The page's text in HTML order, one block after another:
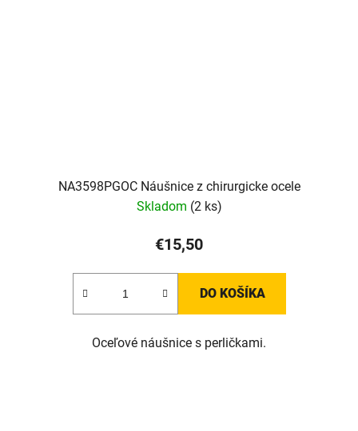
NA3598PGOC Náušnice z chirurgicke ocele
Skladom (2 ks)
€15,50
DO KOŠÍKA
Oceľové náušnice s perličkami.